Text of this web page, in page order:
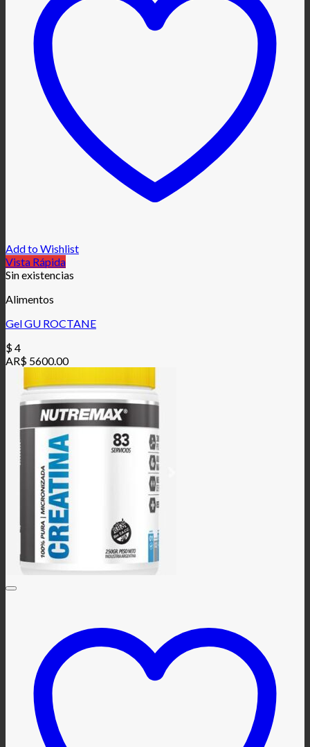
Add to Wishlist
Vista Rápida
Sin existencias
Alimentos
Gel GU ROCTANE
$4
AR$ 5600.00